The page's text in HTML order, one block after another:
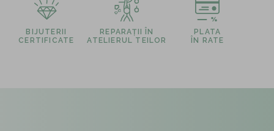
BIJUTERII
CERTIFICATE
REPARAȚII ÎN
ATELIERUL TEILOR
PLATA
ÎN RATE